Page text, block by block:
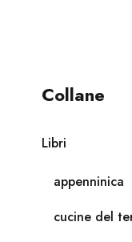
Collane
Libri
appenninica
cucine del